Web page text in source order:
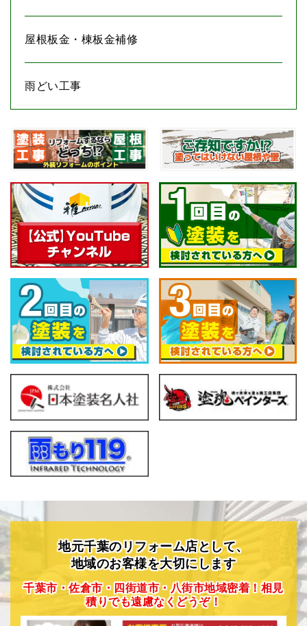
屋根板金・棟板金補修
雨どい工事
地元千葉のリフォーム店として、
地域のお客様を大切にします
千葉市・佐倉市・四街道市・八街市地域密着！相見
積りでも遠慮なくどうぞ！